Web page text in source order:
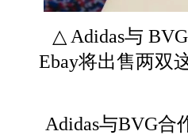
△ Adidas与 BVG
Ebay将出售两双
Adidas与BVG合